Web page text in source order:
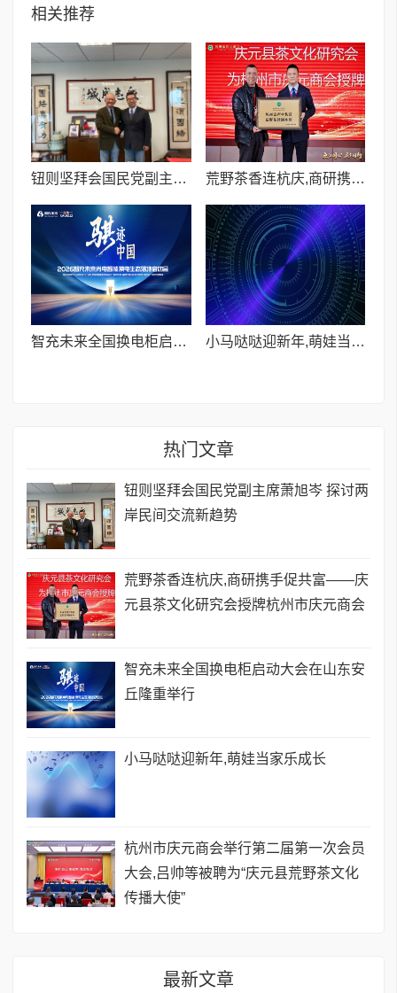
相关推荐
钮则坚拜会国民党副主席萧旭岑 探讨两岸民间交流新趋势 荒野茶香连杭庆,商研携手促共富——庆元县茶文化研究会授牌杭州市庆元商会
智充未来全国换电柜启动大会在山东安丘隆重举行 小马哒哒迎新年,萌娃当家乐成长
热门文章
钮则坚拜会国民党副主席萧旭岑 探讨两
岸民间交流新趋势
荒野茶香连杭庆,商研携手促共富——庆
元县茶文化研究会授牌杭州市庆元商会
智充未来全国换电柜启动大会在山东安
丘隆重举行
小马哒哒迎新年,萌娃当家乐成长
杭州市庆元商会举行第二届第一次会员
大会,吕帅等被聘为“庆元县荒野茶文化
传播大使”
最新文章